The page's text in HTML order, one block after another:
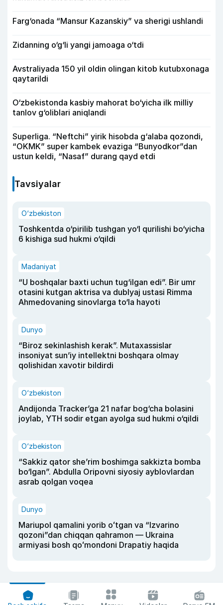
Farg‘onada “Mansur Kazanskiy” va sherigi ushlandi
Zidanning o‘g‘li yangi jamoaga o‘tdi
Avstraliyada 150 yil oldin olingan kitob kutubxonaga
qaytarildi
O‘zbekistonda kasbiy mahorat bo‘yicha ilk milliy
tanlov g‘oliblari aniqlandi
Superliga. “Neftchi” yirik hisobda g‘alaba qozondi,
“OKMK” super kambek evaziga “Bunyodkor”dan
ustun keldi, “Nasaf” durang qayd etdi
Tavsiyalar
O‘zbekiston
Toshkentda o‘pirilib tushgan yo‘l qurilishi bo‘yicha
6 kishiga sud hukmi o‘qildi
Madaniyat
“U boshqalar baxti uchun tug‘ilgan edi”. Bir umr
otasini kutgan aktrisa va dublyaj ustasi Rimma
Ahmedovaning sinovlarga to‘la hayoti
Dunyo
“Biroz sekinlashish kerak”. Mutaxassislar
insoniyat sun’iy intellektni boshqara olmay
qolishidan xavotir bildirdi
O‘zbekiston
Andijonda Tracker’ga 21 nafar bog‘cha bolasini
joylab, YTH sodir etgan ayolga sud hukmi o‘qildi
O‘zbekiston
“Sakkiz qator she’rim boshimga sakkizta bomba
bo‘lgan”. Abdulla Oripovni siyosiy ayblovlardan
asrab qolgan voqea
Dunyo
Mariupol qamalini yorib oʻtgan va “Izvarino
qozoni”dan chiqqan qahramon — Ukraina
armiyasi bosh qoʻmondoni Drapatiy haqida